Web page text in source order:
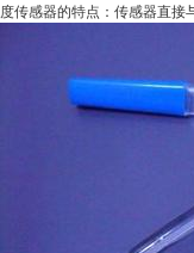
度传感器的特点：传感器直接